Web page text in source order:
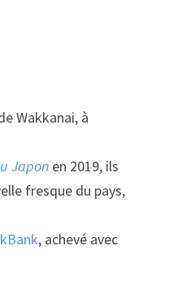
Wakkanai, à
Japon en 2019, ils
fresque du pays,
, achevé avec